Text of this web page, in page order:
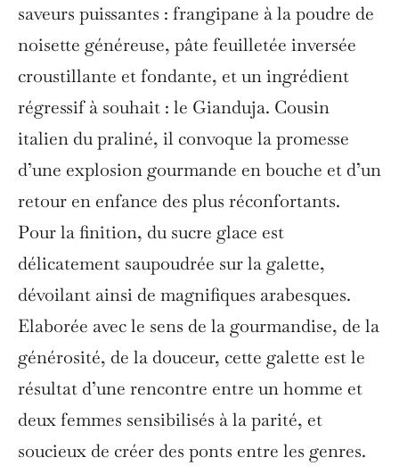
saveurs puissantes : frangipane à la poudre de
noisette généreuse, pâte feuilletée inversée
croustillante et fondante, et un ingrédient
régressif à souhait : le Gianduja. Cousin
italien du praliné, il convoque la promesse
d’une explosion gourmande en bouche et d’un
retour en enfance des plus réconfortants.
Pour la finition, du sucre glace est
délicatement saupoudrée sur la galette,
dévoilant ainsi de magnifiques arabesques.
Elaborée avec le sens de la gourmandise, de la
générosité, de la douceur, cette galette est le
résultat d’une rencontre entre un homme et
deux femmes sensibilisés à la parité, et
soucieux de créer des ponts entre les genres.